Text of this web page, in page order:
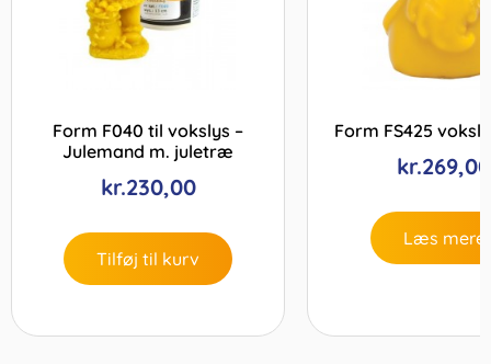
Form F040 til vokslys –
Julemand m. juletræ
kr.230,00
Tilføj til kurv
Form FS425
kr.269,00
Læs mere